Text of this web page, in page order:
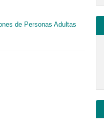
de Personas Adultas